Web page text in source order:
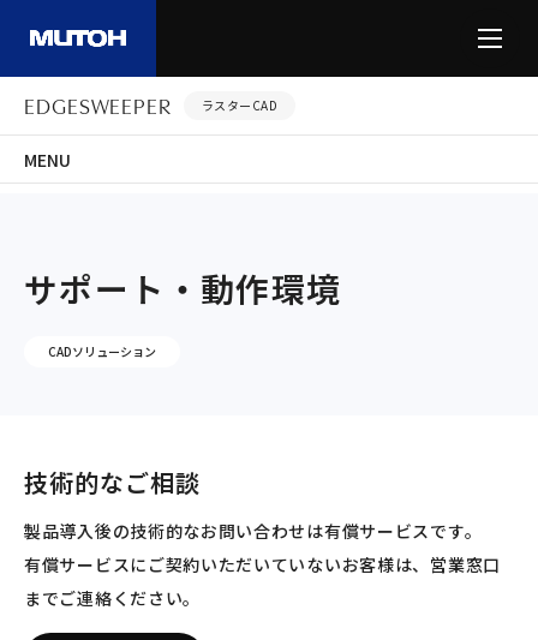
EDGESWEEPER ラスターCAD
HOME-
MENU
サポート・動作環境
CADソリューション
技術的なご相談
製品導入後の技術的なお問い合わせは有償サービスです。
有償サービスにご契約いただいていないお客様は、営業窓口
までご連絡ください。